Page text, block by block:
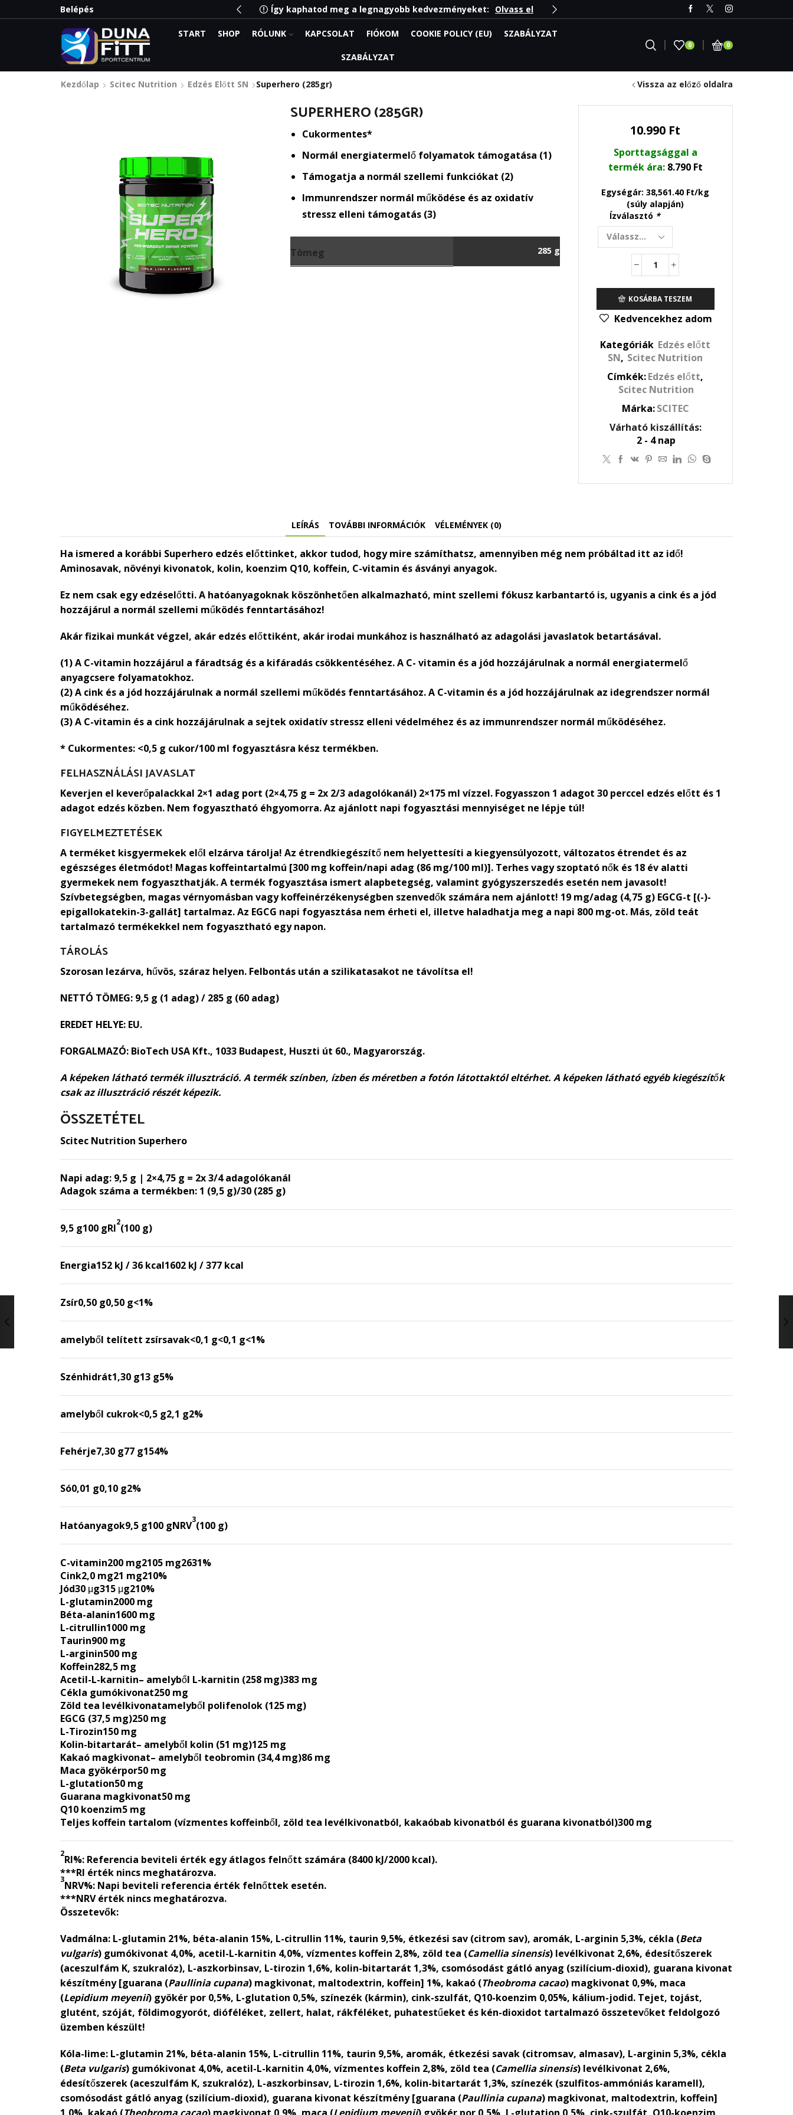
Belépés
kártyával automatikus akció! Így kaphatod meg a legnagyobb kedvezményeket: Olvass el Nézz körül a Webshopban
START SHOP RÓLUNK KAPCSOLAT FIÓKOM COOKIE POLICY (EU) SZABÁLYZAT
SZABÁLYZAT
0 0
Kezdőlap Scitec Nutrition Edzés Előtt SN Superhero (285gr) Vissza az előző oldalra
10.990 Ft
Sporttagsággal a
termék ára: 8.790 Ft
Egységár: 38,561.40 Ft/kg
(súly alapján)
Ízválasztó *
Superhero
KOSÁRBA TESZEM
Kedvencekhez adom
Kategóriák Edzés előtt
SN, Scitec Nutrition
Címkék:Edzés előtt,
Scitec Nutrition
Márka:SCITEC
Várható kiszállítás:
2 - 4 nap
SUPERHERO (285GR)
Cukormentes*
Normál energiatermelő folyamatok támogatása (1)
Támogatja a normál szellemi funkciókat (2)
Immunrendszer normál működése és az oxidatív
stressz elleni támogatás (3)
Tömeg 285 g
LEÍRÁS TOVÁBBI INFORMÁCIÓK VÉLEMÉNYEK (0)
Ha ismered a korábbi Superhero edzés előttinket, akkor tudod, hogy mire számíthatsz, amennyiben még nem próbáltad itt az idő!
Aminosavak, növényi kivonatok, kolin, koenzim Q10, koffein, C-vitamin és ásványi anyagok.
Ez nem csak egy edzéselőtti. A hatóanyagoknak köszönhetően alkalmazható, mint szellemi fókusz karbantartó is, ugyanis a cink és a jód
hozzájárul a normál szellemi működés fenntartásához!
Akár fizikai munkát végzel, akár edzés előttiként, akár irodai munkához is használható az adagolási javaslatok betartásával.
(1) A C-vitamin hozzájárul a fáradtság és a kifáradás csökkentéséhez. A C- vitamin és a jód hozzájárulnak a normál energiatermelő
anyagcsere folyamatokhoz.
(2) A cink és a jód hozzájárulnak a normál szellemi működés fenntartásához. A C-vitamin és a jód hozzájárulnak az idegrendszer normál
működéséhez.
(3) A C-vitamin és a cink hozzájárulnak a sejtek oxidatív stressz elleni védelméhez és az immunrendszer normál működéséhez.
* Cukormentes: <0,5 g cukor/100 ml fogyasztásra kész termékben.
FELHASZNÁLÁSI JAVASLAT
Keverjen el keverőpalackkal 2×1 adag port (2×4,75 g = 2x 2/3 adagolókanál) 2×175 ml vízzel. Fogyasszon 1 adagot 30 perccel edzés előtt és 1
adagot edzés közben. Nem fogyasztható éhgyomorra. Az ajánlott napi fogyasztási mennyiséget ne lépje túl!
FIGYELMEZTETÉSEK
A terméket kisgyermekek elől elzárva tárolja! Az étrendkiegészítő nem helyettesíti a kiegyensúlyozott, változatos étrendet és az
egészséges életmódot! Magas koffeintartalmú [300 mg koffein/napi adag (86 mg/100 ml)]. Terhes vagy szoptató nők és 18 év alatti
gyermekek nem fogyaszthatják. A termék fogyasztása ismert alapbetegség, valamint gyógyszerszedés esetén nem javasolt!
Szívbetegségben, magas vérnyomásban vagy koffeinérzékenységben szenvedők számára nem ajánlott! 19 mg/adag (4,75 g) EGCG-t [(-)-
epigallokatekin-3-gallát] tartalmaz. Az EGCG napi fogyasztása nem érheti el, illetve haladhatja meg a napi 800 mg-ot. Más, zöld teát
tartalmazó termékekkel nem fogyasztható egy napon.
TÁROLÁS
Szorosan lezárva, hűvös, száraz helyen. Felbontás után a szilikatasakot ne távolítsa el!
NETTÓ TÖMEG: 9,5 g (1 adag) / 285 g (60 adag)
EREDET HELYE: EU.
FORGALMAZÓ: BioTech USA Kft., 1033 Budapest, Huszti út 60., Magyarország.
A képeken látható termék illusztráció. A termék színben, ízben és méretben a fotón látottaktól eltérhet. A képeken látható egyéb kiegészítők
csak az illusztráció részét képezik.
ÖSSZETÉTEL
Scitec Nutrition Superhero
Napi adag: 9,5 g | 2×4,75 g = 2x 3/4 adagolókanál
Adagok száma a termékben: 1 (9,5 g)/30 (285 g)
9,5 g100 gRI2(100 g)
Energia152 kJ / 36 kcal1602 kJ / 377 kcal
Zsír0,50 g0,50 g<1%
amelyből telített zsírsavak<0,1 g<0,1 g<1%
Szénhidrát1,30 g13 g5%
amelyből cukrok<0,5 g2,1 g2%
Fehérje7,30 g77 g154%
Só0,01 g0,10 g2%
Hatóanyagok9,5 g100 gNRV3(100 g)
C-vitamin200 mg2105 mg2631%
Cink2,0 mg21 mg210%
Jód30 μg315 μg210%
L-glutamin2000 mg
Béta-alanin1600 mg
L-citrullin1000 mg
Taurin900 mg
L-arginin500 mg
Koffein282,5 mg
Acetil-L-karnitin– amelyből L-karnitin (258 mg)383 mg
Cékla gumókivonat250 mg
Zöld tea levélkivonatamelyből polifenolok (125 mg)
EGCG (37,5 mg)250 mg
L-Tirozin150 mg
Kolin-bitartarát– amelyből kolin (51 mg)125 mg
Kakaó magkivonat– amelyből teobromin (34,4 mg)86 mg
Maca gyökérpor50 mg
L-glutation50 mg
Guarana magkivonat50 mg
Q10 koenzim5 mg
Teljes koffein tartalom (vízmentes koffeinből, zöld tea levélkivonatból, kakaóbab kivonatból és guarana kivonatból)300 mg
2RI%: Referencia beviteli érték egy átlagos felnőtt számára (8400 kJ/2000 kcal).
***RI érték nincs meghatározva.
3NRV%: Napi beviteli referencia érték felnőttek esetén.
***NRV érték nincs meghatározva.
Összetevők:
Vadmálna: L-glutamin 21%, béta-alanin 15%, L-citrullin 11%, taurin 9,5%, étkezési sav (citrom sav), aromák, L-arginin 5,3%, cékla (Beta
vulgaris) gumókivonat 4,0%, acetil-L-karnitin 4,0%, vízmentes koffein 2,8%, zöld tea (Camellia sinensis) levélkivonat 2,6%, édesítőszerek
(aceszulfám K, szukralóz), L-aszkorbinsav, L-tirozin 1,6%, kolin-bitartarát 1,3%, csomósodást gátló anyag (szilícium-dioxid), guarana kivonat
készítmény [guarana (Paullinia cupana) magkivonat, maltodextrin, koffein] 1%, kakaó (Theobroma cacao) magkivonat 0,9%, maca
(Lepidium meyenii) gyökér por 0,5%, L-glutation 0,5%, színezék (kármin), cink-szulfát, Q10-koenzim 0,05%, kálium-jodid. Tejet, tojást,
glutént, szóját, földimogyorót, dióféléket, zellert, halat, rákféléket, puhatestűeket és kén-dioxidot tartalmazó összetevőket feldolgozó
üzemben készült!
Kóla-lime: L-glutamin 21%, béta-alanin 15%, L-citrullin 11%, taurin 9,5%, aromák, étkezési savak (citromsav, almasav), L-arginin 5,3%, cékla
(Beta vulgaris) gumókivonat 4,0%, acetil-L-karnitin 4,0%, vízmentes koffein 2,8%, zöld tea (Camellia sinensis) levélkivonat 2,6%,
édesítőszerek (aceszulfám K, szukralóz), L-aszkorbinsav, L-tirozin 1,6%, kolin-bitartarát 1,3%, színezék (szulfitos-ammóniás karamell),
csomósodást gátló anyag (szilícium-dioxid), guarana kivonat készítmény [guarana (Paullinia cupana) magkivonat, maltodextrin, koffein]
1,0%, kakaó (Theobroma cacao) magkivonat 0,9%, maca (Lepidium meyenii) gyökér por 0,5%, L-glutation 0,5%, cink-szulfát, Q10-koenzim